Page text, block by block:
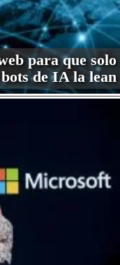
para que solo
de IA la lean